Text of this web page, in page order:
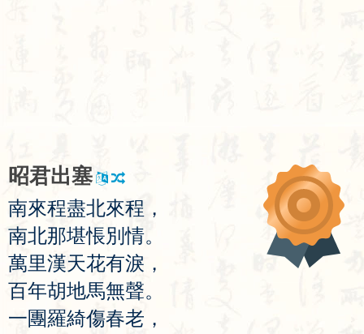
昭君出塞
南來程盡北來程 ，
南北那堪悵別情。
萬里漢天花有淚 ，
百年胡地馬無聲。
一團羅綺傷春老 ，